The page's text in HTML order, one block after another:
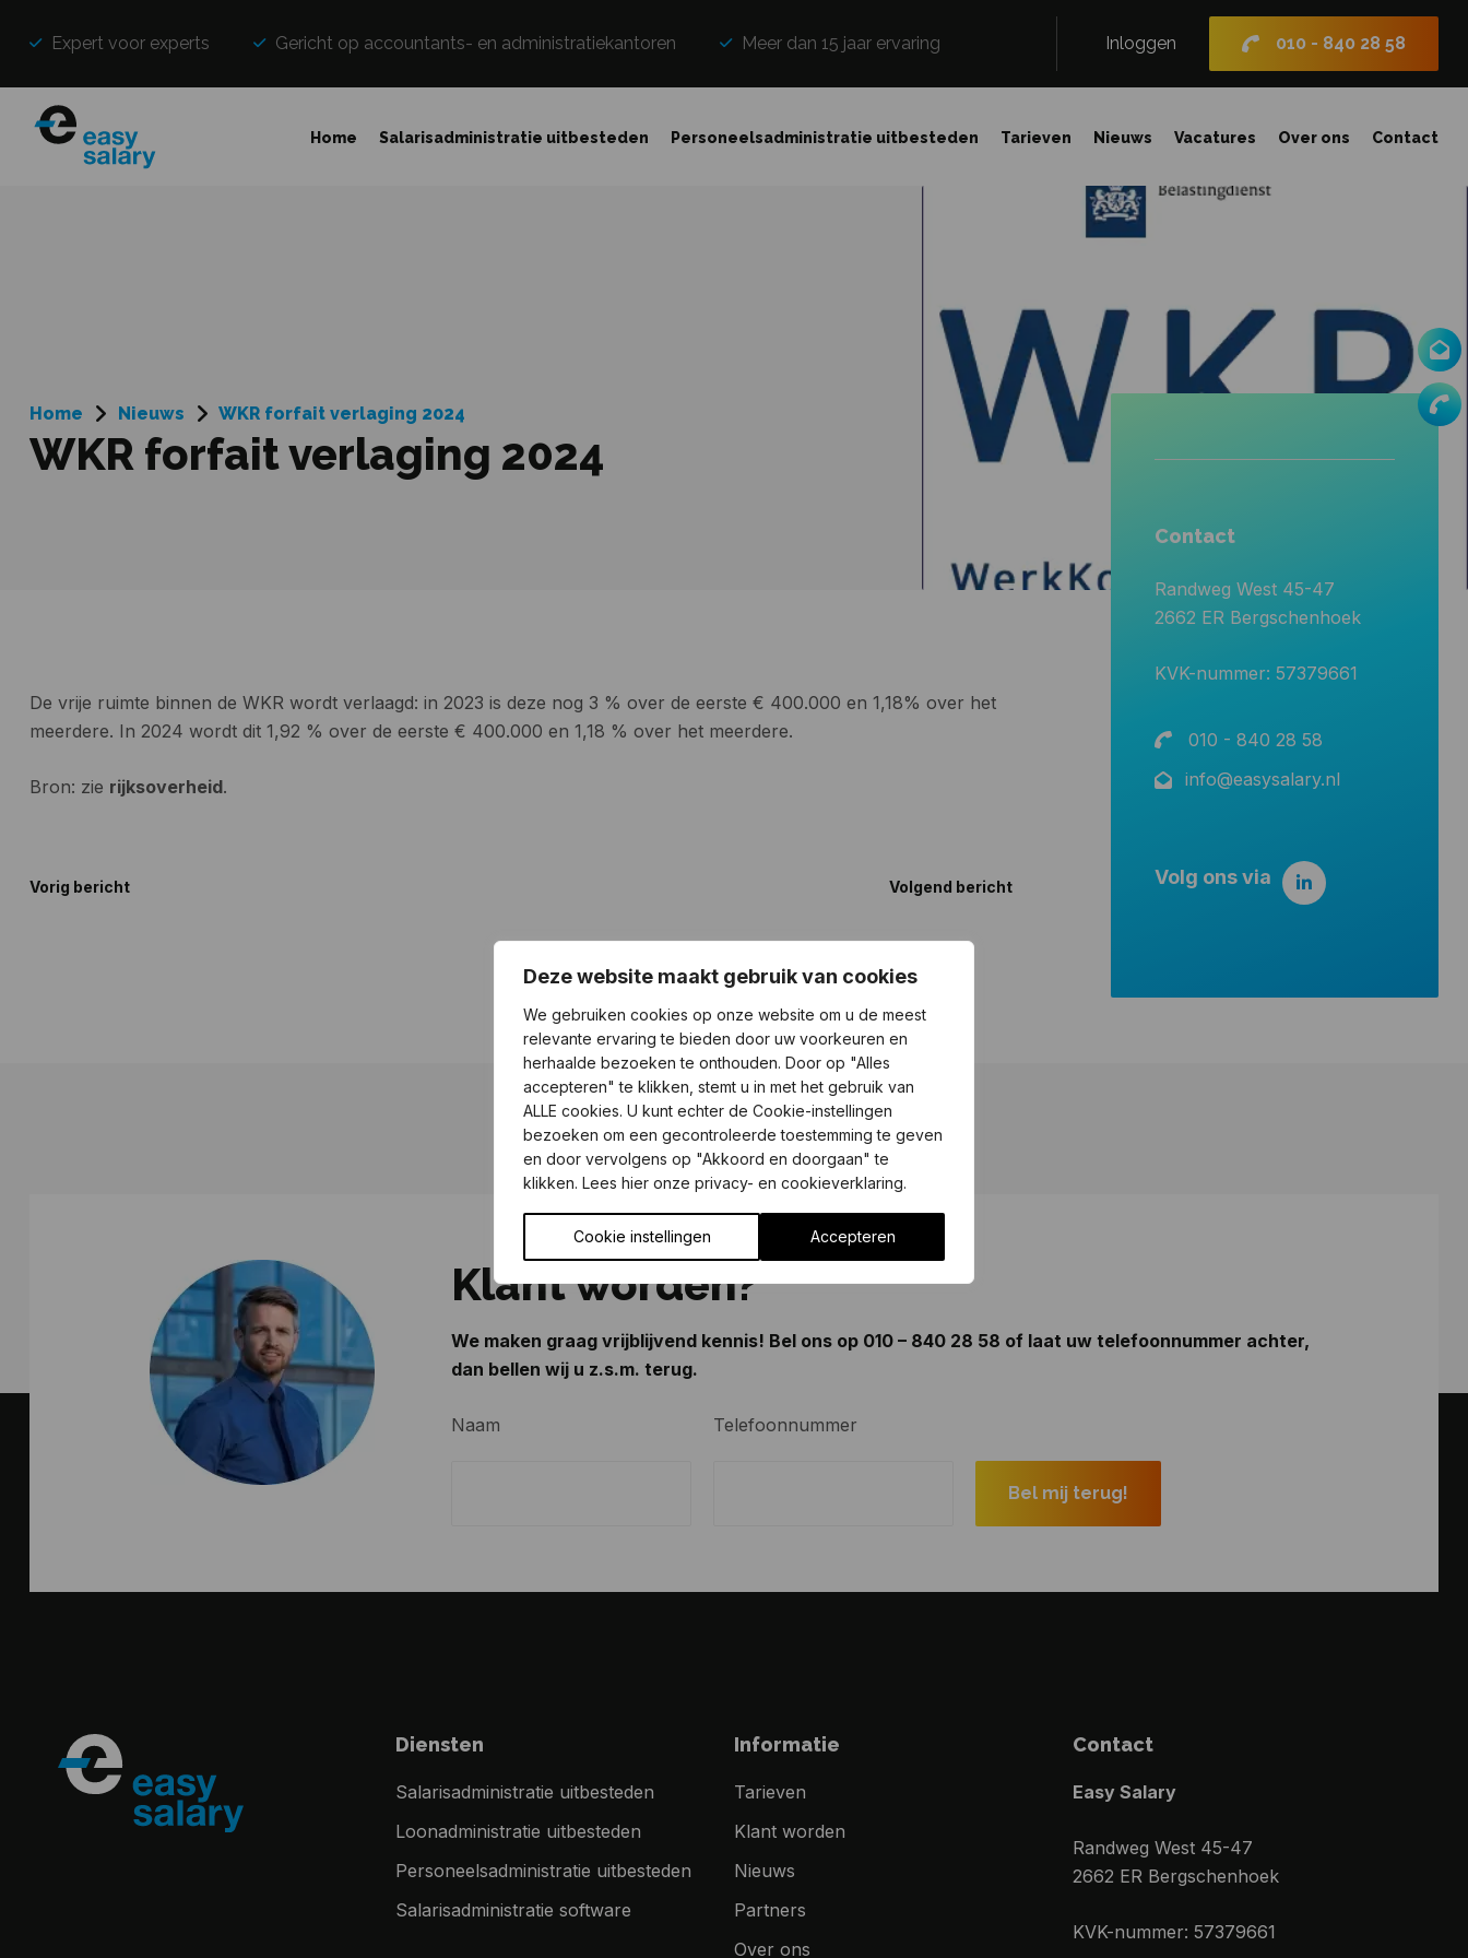
Deze website maakt gebruik van cookies
We gebruiken cookies op onze website om u de meest
relevante ervaring te bieden door uw voorkeuren en
herhaalde bezoeken te onthouden. Door op "Alles
accepteren" te klikken, stemt u in met het gebruik van
ALLE cookies. U kunt echter de Cookie-instellingen
bezoeken om een gecontroleerde toestemming te geven
en door vervolgens op "Akkoord en doorgaan" te
klikken. Lees hier onze privacy- en cookieverklaring.
Cookie instellingen Accepteren
Expert voor experts Gericht op accountants- en administratiekantoren Meer dan 15 jaar ervaring Inloggen 010 - 840 28 58
Home Salarisadministratie uitbesteden Personeelsadministratie uitbesteden Tarieven Nieuws Vacatures Over ons Contact
Home Nieuws WKR forfait verlaging 2024
WKR forfait verlaging 2024
De vrije ruimte binnen de WKR wordt verlaagd: in 2023 is deze nog 3 % over de eerste € 400.000 en 1,18% over het
meerdere. In 2024 wordt dit 1,92 % over de eerste € 400.000 en 1,18 % over het meerdere.
Bron: zie rijksoverheid.
Bericht
Vorig bericht Volgend bericht
Contact
Randweg West 45-47
2662 ER Bergschenhoek
KVK-nummer: 57379661
010 - 840 28 58
info@easysalary.nl
Volg ons via
Klant worden?
We maken graag vrijblijvend kennis! Bel ons op 010 – 840 28 58 of laat uw telefoonnummer achter,
dan bellen wij u z.s.m. terug.
Naam Telefoonnummer
Diensten
Salarisadministratie uitbesteden
Loonadministratie uitbesteden
Personeelsadministratie uitbesteden
Salarisadministratie software
Informatie
Tarieven
Klant worden
Nieuws
Partners
Over ons
Contact
Easy Salary
Randweg West 45-47
2662 ER Bergschenhoek
KVK-nummer: 57379661